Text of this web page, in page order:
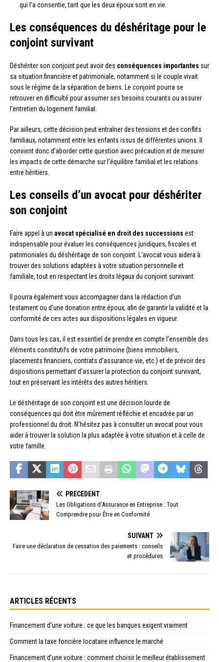
qui l’a consentie, tant que les deux époux sont en vie.
Les conséquences du déshéritage pour le
conjoint survivant
Déshériter son conjoint peut avoir des conséquences importantes sur
sa situation financière et patrimoniale, notamment si le couple vivait
sous le régime de la séparation de biens. Le conjoint pourra se
retrouver en difficulté pour assumer ses besoins courants ou assurer
l’entretien du logement familial.
Par ailleurs, cette décision peut entraîner des tensions et des conflits
familiaux, notamment entre les enfants issus de différentes unions. Il
convient donc d’aborder cette question avec précaution et de mesurer
les impacts de cette démarche sur l’équilibre familial et les relations
entre héritiers.
Les conseils d’un avocat pour déshériter
son conjoint
Faire appel à un avocat spécialisé en droit des successions est
indispensable pour évaluer les conséquences juridiques, fiscales et
patrimoniales du déshéritage de son conjoint. L’avocat vous aidera à
trouver des solutions adaptées à votre situation personnelle et
familiale, tout en respectant les droits légaux du conjoint survivant.
Il pourra également vous accompagner dans la rédaction d’un
testament ou d’une donation entre époux, afin de garantir la validité et la
conformité de ces actes aux dispositions légales en vigueur.
Dans tous les cas, il est essentiel de prendre en compte l’ensemble des
éléments constitutifs de votre patrimoine (biens immobiliers,
placements financiers, contrats d’assurance-vie, etc.) et de prévoir des
dispositions permettant d’assurer la protection du conjoint survivant,
tout en préservant les intérêts des autres héritiers.
Le déshéritage de son conjoint est une décision lourde de
conséquences qui doit être mûrement réfléchie et encadrée par un
professionnel du droit. N’hésitez pas à consulter un avocat pour vous
aider à trouver la solution la plus adaptée à votre situation et à celle de
votre famille.
PRÉCÉDENT
Les Obligations d’Assurance en Entreprise : Tout
Comprendre pour Être en Conformité
SUIVANT
Faire une déclaration de cessation des paiements : conseils
et procédures
ARTICLES RÉCENTS
Financement d’une voiture : ce que les banques exigent vraiment
Comment la taxe foncière locataire influence le marché
Financement d’une voiture : comment choisir le meilleur établissement